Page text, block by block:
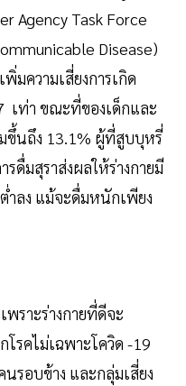
Agency Task Force
Disease)
มความเสี่ยงการเกิด
เท่า ขณะที่ของเด็กและ
นถึง 13.1% ผู้ที่สูบบุหรี่
รดื่มสุราส่งผลให้ร่างกายมี
ำลง แม้จะดื่มหนักเพียง
พราะร่างกายที่ดีจะ
คไม่เฉพาะโควิด -19
รอบข้าง และกลุ่มเสี่ยง